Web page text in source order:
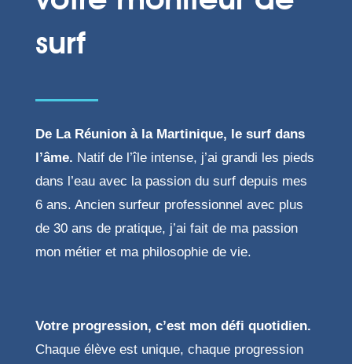
surf
De La Réunion à la Martinique, le surf dans
l’âme. Natif de l’île intense, j’ai grandi les pieds
dans l’eau avec la passion du surf depuis mes
6 ans. Ancien surfeur professionnel avec plus
de 30 ans de pratique, j’ai fait de ma passion
mon métier et ma philosophie de vie.
Votre progression, c’est mon défi quotidien.
Chaque élève est unique, chaque progression